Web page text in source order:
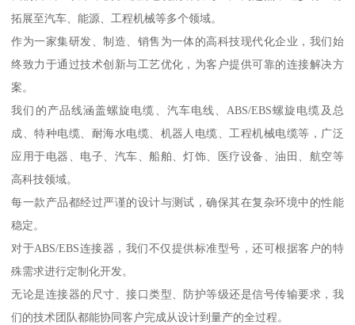
拓展至汽车、能源、工程机械等多个领域。
作为一家集研发、制造、销售为一体的高科技现代化企业，我们始
终致力于通过技术创新与工艺优化，为客户提供可靠的连接解决方
案。
我们的产品线涵盖螺旋电缆、汽车电线、ABS/EBS螺旋电缆及总
成、特种电缆、耐海水电缆、机器人电缆、工程机械电缆等，广泛
应用于电器、电子、汽车、船舶、灯饰、医疗设备、油田、航空等
高科技领域。
每一款产品都经过严谨的设计与测试，确保其在复杂环境中的性能
稳定。
对于ABS/EBS连接器，我们不仅提供标准型号，还可根据客户的特
殊需求进行定制化开发。
无论是连接器的尺寸、接口类型、防护等级还是信号传输要求，我
们的技术团队都能协同客户完成从设计到量产的全过程。